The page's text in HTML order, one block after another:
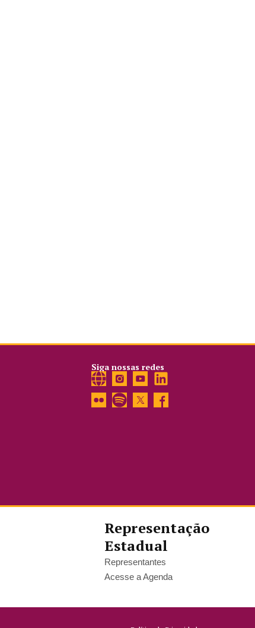
Siga nossas redes
Representação
Estadual
Representantes
Acesse a Agenda